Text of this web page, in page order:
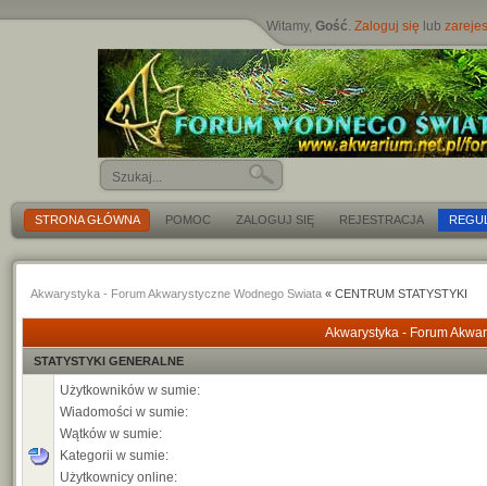
Witamy,Gość.Zaloguj się lub
STRONA GŁÓWNA POMOC ZALOGUJ SIĘ REJESTRACJA
Akwarystyka - Forum Akwarystyczne Wodnego Swiata « CENTRUM STATYSTYKI
Akwarystyka - Forum
STATYSTYKI GENERALNE
Użytkowników w sumie:
Wiadomości w sumie:
Wątków w sumie:
Kategorii w sumie:
Użytkownicy online: